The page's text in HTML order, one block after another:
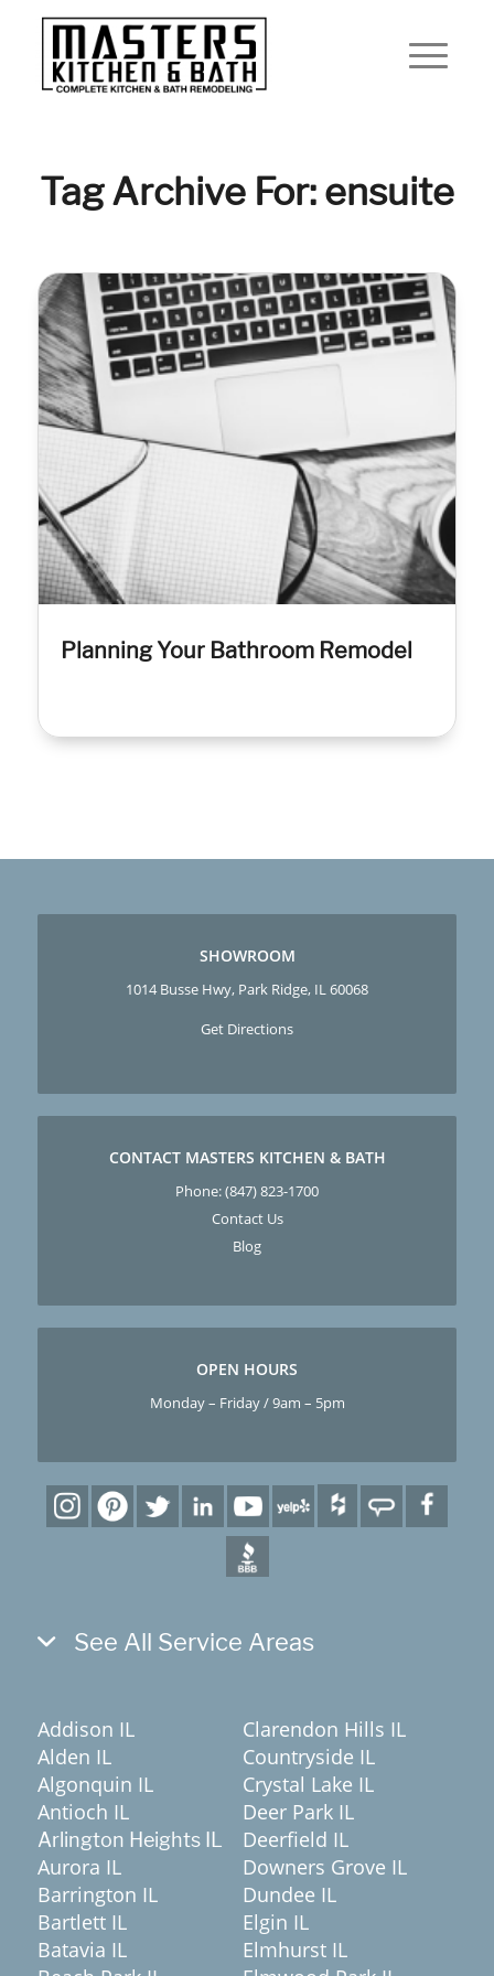
Tag Archive For: ensuite
Planning Your Bathroom Remodel
SHOWROOM
1014 Busse Hwy, Park Ridge, IL 60068
Get Directions
CONTACT MASTERS KITCHEN & BATH
Phone:(847) 823-1700
Contact Us
Blog
OPEN HOURS
Monday – Friday / 9am – 5pm
See All Service Areas
Addison IL
Alden IL
Algonquin IL
Antioch IL
Arlington Heights IL
Aurora IL
Barrington IL
Bartlett IL
Batavia IL
Clarendon Hills IL
Countryside IL
Crystal Lake IL
Deer Park IL
Deerfield IL
Downers Grove IL
Dundee IL
Elgin IL
Elmhurst IL